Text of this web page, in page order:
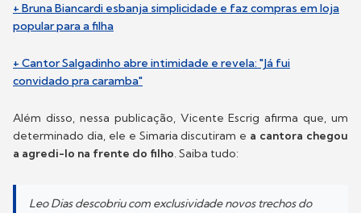
+ Bruna Biancardi esbanja simplicidade e faz compras em loja
popular para a filha
+ Cantor Salgadinho abre intimidade e revela: "Já fui
convidado pra caramba"
Além disso, nessa publicação, Vicente Escrig afirma que, um
determinado dia, ele e Simaria discutiram e a cantora chegou
a agredi-lo na frente do filho. Saiba tudo:
Leo Dias descobriu com exclusividade novos trechos do